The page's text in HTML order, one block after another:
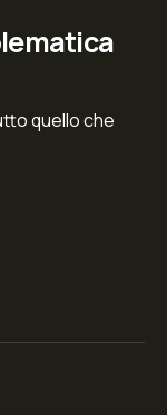
quello che